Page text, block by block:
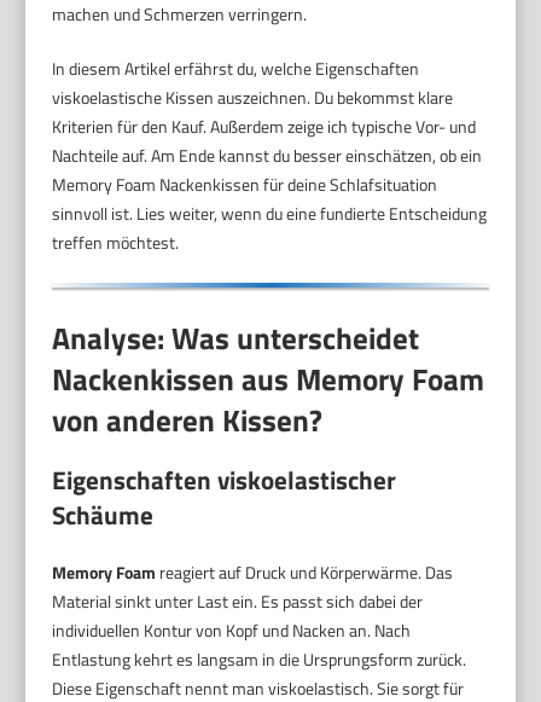
machen und Schmerzen verringern.
In diesem Artikel erfährst du, welche Eigenschaften
viskoelastische Kissen auszeichnen. Du bekommst klare
Kriterien für den Kauf. Außerdem zeige ich typische Vor- und
Nachteile auf. Am Ende kannst du besser einschätzen, ob ein
Memory Foam Nackenkissen für deine Schlafsituation
sinnvoll ist. Lies weiter, wenn du eine fundierte Entscheidung
treffen möchtest.
Analyse: Was unterscheidet
Nackenkissen aus Memory Foam
von anderen Kissen?
Eigenschaften viskoelastischer
Schäume
Memory Foam reagiert auf Druck und Körperwärme. Das
Material sinkt unter Last ein. Es passt sich dabei der
individuellen Kontur von Kopf und Nacken an. Nach
Entlastung kehrt es langsam in die Ursprungsform zurück.
Diese Eigenschaft nennt man viskoelastisch. Sie sorgt für